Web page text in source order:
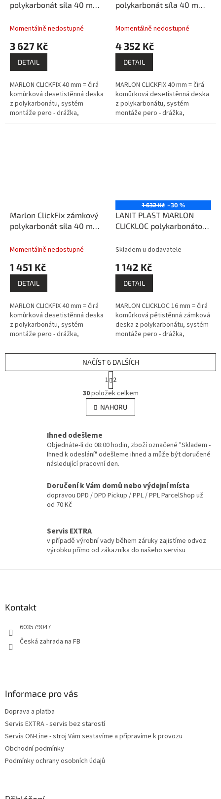
polykarbonát síla 40 mm
Momentálně nedostupné
3 627 Kč
DETAIL
MARLON CLICKFIX 40 mm = čirá
komůrková desetistěnná deska
z polykarbonátu, systém
montáže pero - drážka,
prémiový výrobce BRETT
polykarbonát síla 40 mm
Momentálně nedostupné
4 352 Kč
DETAIL
MARLON CLICKFIX 40 mm = čirá
komůrková desetistěnná deska
z polykarbonátu, systém
montáže pero - drážka,
prémiový výrobce BRETT
Marlon ClickFix zámkový
polykarbonát síla 40 mm
Momentálně nedostupné
1 451 Kč
DETAIL
MARLON CLICKFIX 40 mm = čirá
komůrková desetistěnná deska
z polykarbonátu, systém
montáže pero - drážka,
MARTIN (GB).
1 632 Kč –30 %
LANIT PLAST MARLON
CLICKLOC polykarbonátová
247
Skladem u dodavatele
1 142 Kč
DETAIL
MARLON CLICKLOC 16 mm = čirá
komůrková pětistěnná zámková
deska z polykarbonátu, systém
montáže pero - drážka,
MARTIN (GB).
O
v
l
á
c
í
p
v
k
y
i
s
NAČÍST 6 DALŠÍCH
t
r
á
n
k
á
n
í
1 2
30položek celkem
NAHORU
Ihned odešleme
Objednáte-li do 08:00 hodin, zboží označené "Skladem -
Ihned k odeslání" odešleme ihned a může být doručené
následující pracovní den.
Doručení k Vám domů nebo výdejní místa
dopravou DPD / DPD Pickup / PPL / PPL ParcelShop už
od 70 Kč
Servis EXTRA
v případě výrobní vady během záruky zajistíme odvoz
výrobku přímo od zákazníka do našeho servisu
Kontakt
603579047
Česká zahrada na FB
Informace pro vás
Doprava a platba
Servis EXTRA - servis bez starostí
Servis ON-Line - stroj Vám sestavíme a připravíme k provozu
Obchodní podmínky
Podmínky ochrany osobních údajů